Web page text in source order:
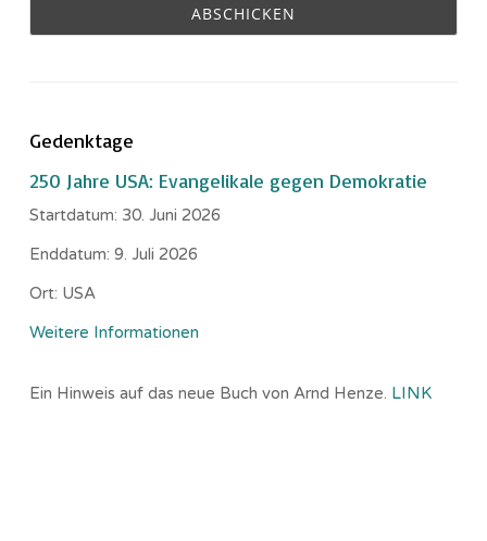
Gedenktage
250 Jahre USA: Evangelikale gegen Demokratie
Startdatum: 30. Juni 2026
Enddatum: 9. Juli 2026
Ort: USA
Weitere Informationen
Ein Hinweis auf das neue Buch von Arnd Henze. LINK